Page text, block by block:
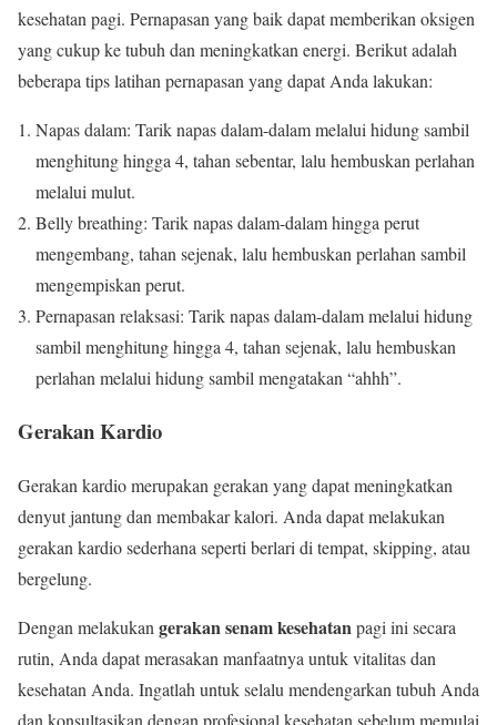
kesehatan pagi. Pernapasan yang baik dapat memberikan oksigen
yang cukup ke tubuh dan meningkatkan energi. Berikut adalah
beberapa tips latihan pernapasan yang dapat Anda lakukan:
Napas dalam: Tarik napas dalam-dalam melalui hidung sambil
menghitung hingga 4, tahan sebentar, lalu hembuskan perlahan
melalui mulut.
Belly breathing: Tarik napas dalam-dalam hingga perut
mengembang, tahan sejenak, lalu hembuskan perlahan sambil
mengempiskan perut.
Pernapasan relaksasi: Tarik napas dalam-dalam melalui hidung
sambil menghitung hingga 4, tahan sejenak, lalu hembuskan
perlahan melalui hidung sambil mengatakan “ahhh”.
Gerakan Kardio
Gerakan kardio merupakan gerakan yang dapat meningkatkan
denyut jantung dan membakar kalori. Anda dapat melakukan
gerakan kardio sederhana seperti berlari di tempat, skipping, atau
bergelung.
Dengan melakukan gerakan senam kesehatanpagi ini secara
rutin, Anda dapat merasakan manfaatnya untuk vitalitas dan
kesehatan Anda. Ingatlah untuk selalu mendengarkan tubuh Anda
dan konsultasikan dengan profesional kesehatan sebelum memulai